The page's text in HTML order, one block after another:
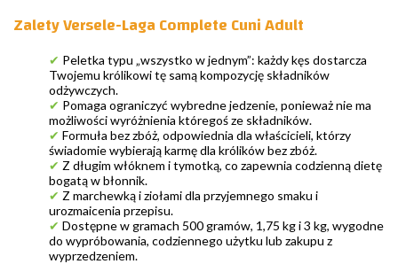
Zalety Versele-Laga Complete Cuni Adult
✔ Peletka typu „wszystko w jednym”: każdy kęs dostarcza
Twojemu królikowi tę samą kompozycję składników
odżywczych.
✔ Pomaga ograniczyć wybredne jedzenie, ponieważ nie ma
możliwości wyróżnienia któregoś ze składników.
✔ Formuła bez zbóż, odpowiednia dla właścicieli, którzy
świadomie wybierają karmę dla królików bez zbóż.
✔ Z długim włóknem i tymotką, co zapewnia codzienną dietę
bogatą w błonnik.
✔ Z marchewką i ziołami dla przyjemnego smaku i
urozmaicenia przepisu.
✔ Dostępne w gramach 500 gramów, 1,75 kg i 3 kg, wygodne
do wypróbowania, codziennego użytku lub zakupu z
wyprzedzeniem.